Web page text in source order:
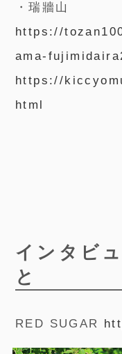
・瑞牆山
https://
ama-
https://
html
インタビ
と
RED SUGAR